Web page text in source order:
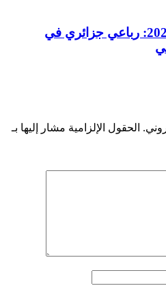
الألعاب الرياضية العربية 2023: رباعي جزائري في
الحقول الإلزامية مشار إليها بـ